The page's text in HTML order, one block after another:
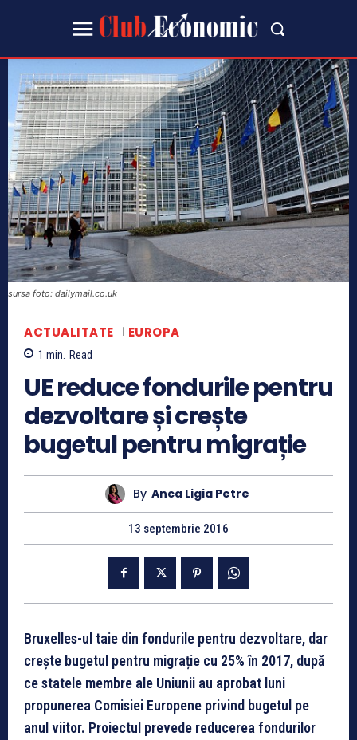
sursa foto: dailymail.co.uk
ACTUALITATE EUROPA
1 min. Read
UE reduce fondurile pentru
dezvoltare și crește
bugetul pentru migrație
By Anca Ligia Petre
13 septembrie 2016
Bruxelles-ul taie din fondurile pentru dezvoltare, dar
crește bugetul pentru migrație cu 25% în 2017, după
ce statele membre ale Uniunii au aprobat luni
propunerea Comisiei Europene privind bugetul pe
anul viitor. Proiectul prevede reducerea fondurilor